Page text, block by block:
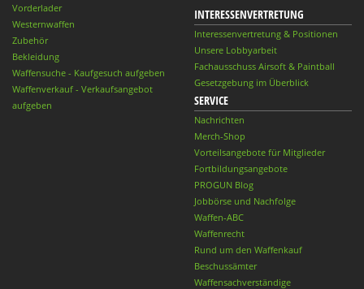
Vorderlader
Westernwaffen
Zubehör
Bekleidung
Waffensuche - Kaufgesuch aufgeben
Waffenverkauf - Verkaufsangebot
aufgeben
INTERESSENVERTRETUNG
Interessenvertretung & Positionen
Unsere Lobbyarbeit
Fachausschuss Airsoft & Paintball
Gesetzgebung im Überblick
SERVICE
Nachrichten
Merch-Shop
Vorteilsangebote für Mitglieder
Fortbildungsangebote
PROGUN Blog
Jobbörse und Nachfolge
Waffen-ABC
Waffenrecht
Rund um den Waffenkauf
Beschussämter
Waffensachverständige